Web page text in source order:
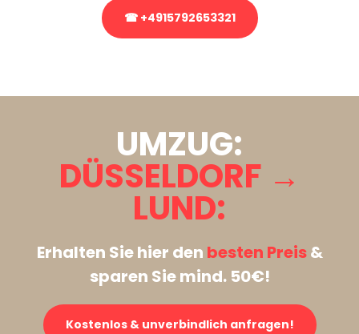
☎ +4915792653321
UMZUG:
DÜSSELDORF →
LUND:
Erhalten Sie hier den besten Preis&
sparen Sie mind. 50€!
Kostenlos & unverbindlich anfragen!